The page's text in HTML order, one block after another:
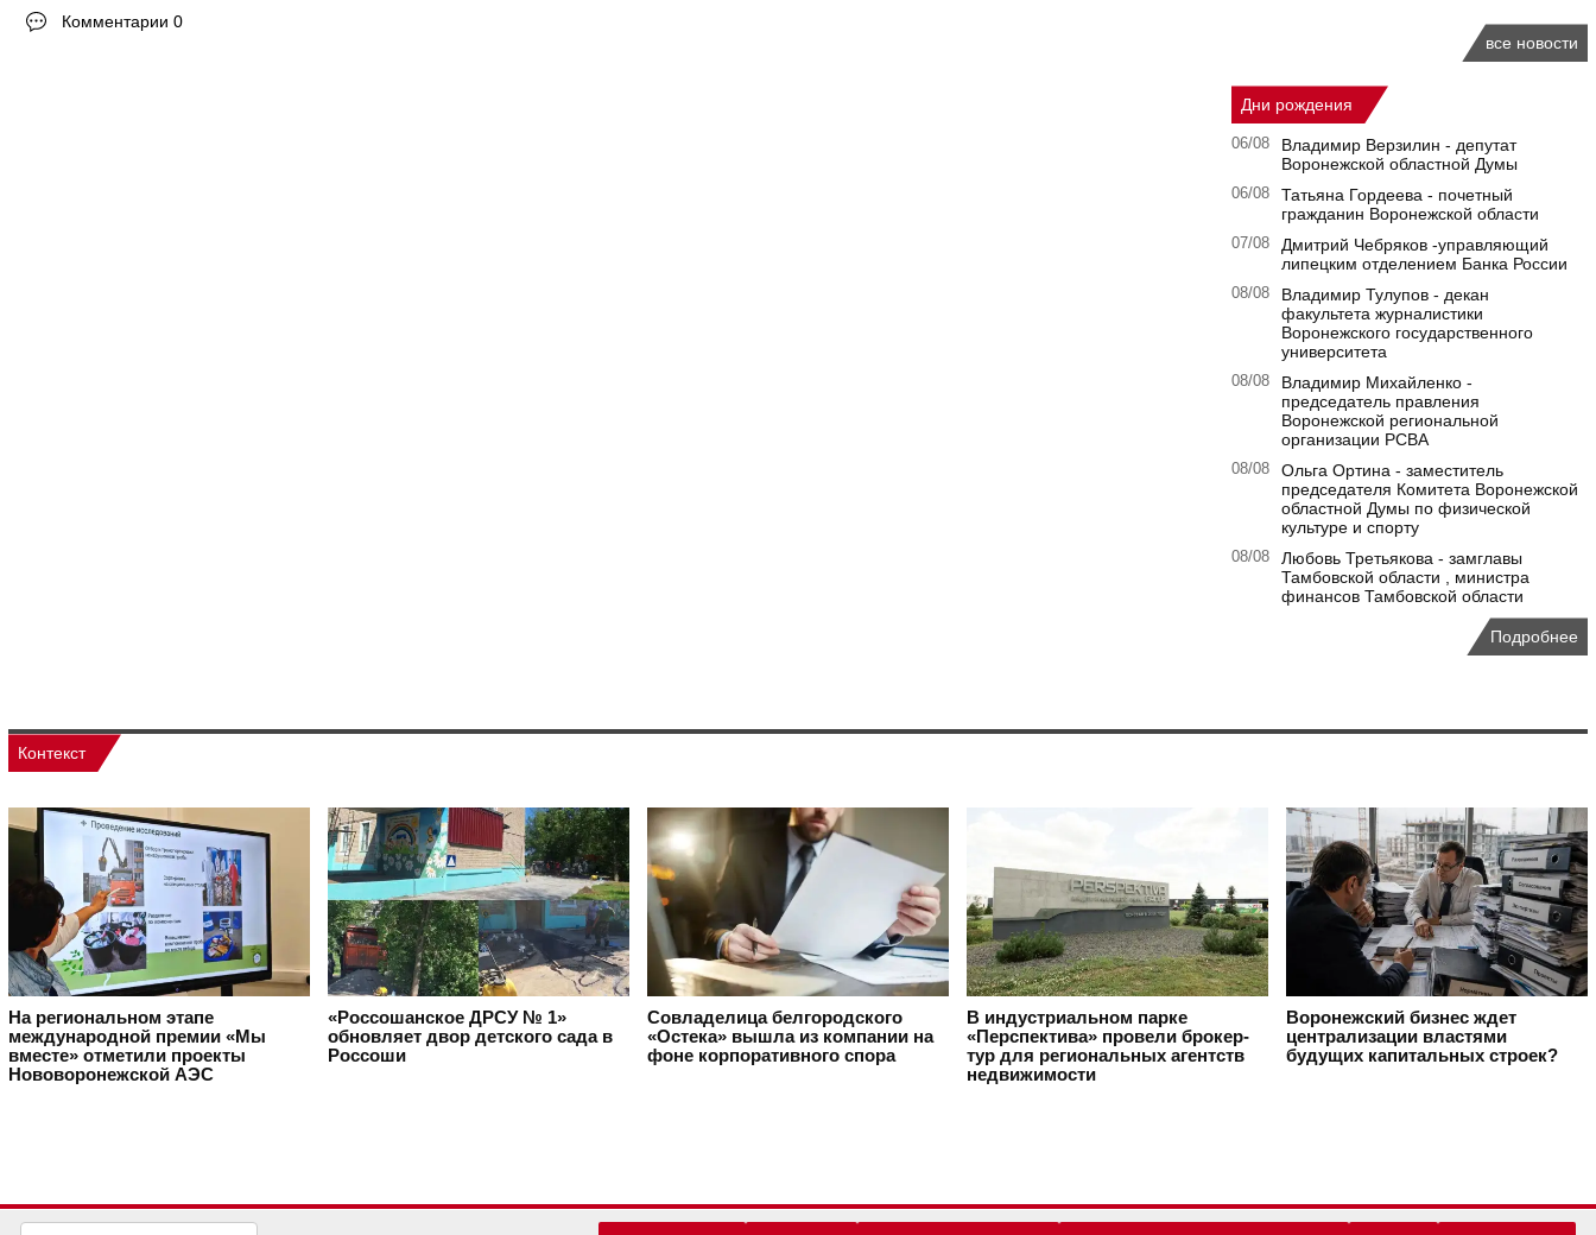
Комментарии 0
все новости
Дни рождения
06/08
Владимир Верзилин - депутат
Воронежской областной Думы
06/08
Татьяна Гордеева - почетный
гражданин Воронежской области
07/08
Дмитрий Чебряков -управляющий
липецким отделением Банка России
08/08
Владимир Тулупов - декан
факультета журналистики
Воронежского государственного
университета
08/08
Владимир Михайленко -
председатель правления
Воронежской региональной
организации РСВА
08/08
Ольга Ортина - заместитель
председателя Комитета Воронежской
областной Думы по физической
культуре и спорту
08/08
Любовь Третьякова - замглавы
Тамбовской области , министра
финансов Тамбовской области
Подробнее
Контекст
На региональном этапе
международной премии «Мы
вместе» отметили проекты
Нововоронежской АЭС
«Россошанское ДРСУ № 1»
обновляет двор детского сада в
Россоши
Совладелица белгородского
«Остека» вышла из компании на
фоне корпоративного спора
В индустриальном парке
«Перспектива» провели брокер-
тур для региональных агентств
недвижимости
Воронежский бизнес ждет
централизации властями
будущих капитальных строек?